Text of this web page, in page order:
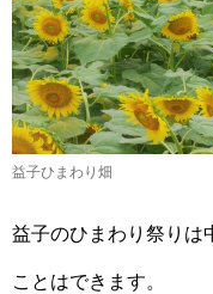
益子ひまわり畑
益子のひまわり祭りは
ことはできます。